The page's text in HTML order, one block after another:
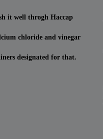
it well throgh Haccap
chloride and vinegar
designated for that.